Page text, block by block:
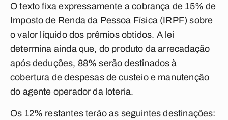
O texto fixa expressamente a cobrança de 15% de
Imposto de Renda da Pessoa Física (IRPF) sobre
o valor líquido dos prêmios obtidos. A lei
determina ainda que, do produto da arrecadação
após deduções, 88% serão destinados à
cobertura de despesas de custeio e manutenção
do agente operador da loteria.
Os 12% restantes terão as seguintes destinações: